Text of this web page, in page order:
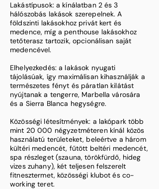
Lakástípusok: a kínálatban 2 és 3
hálószobás lakások szerepelnek. A
földszinti lakásokhoz privát kert és
medence, míg a penthouse lakásokhoz
tetőterasz tartozik, opcionálisan saját
medencével. ​
Elhelyezkedés: a lakások nyugati
tájolásúak, így maximálisan kihasználják a
természetes fényt és páratlan kilátást
nyújtanak a tengerre, Marbella városára
és a Sierra Blanca hegységre. ​
Közösségi létesítmények: a lakópark több
mint 20 000 négyzetméteren kínál közös
használatú területeket, beleértve a három
kültéri medencét, fűtött beltéri medencét,
spa részleget (szauna, törökfürdő, hideg
vizes zuhany), két teljesen felszerelt
fitnesztermet, közösségi klubot és co-
working teret.